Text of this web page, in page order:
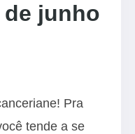
de junho
Pra
tende a se